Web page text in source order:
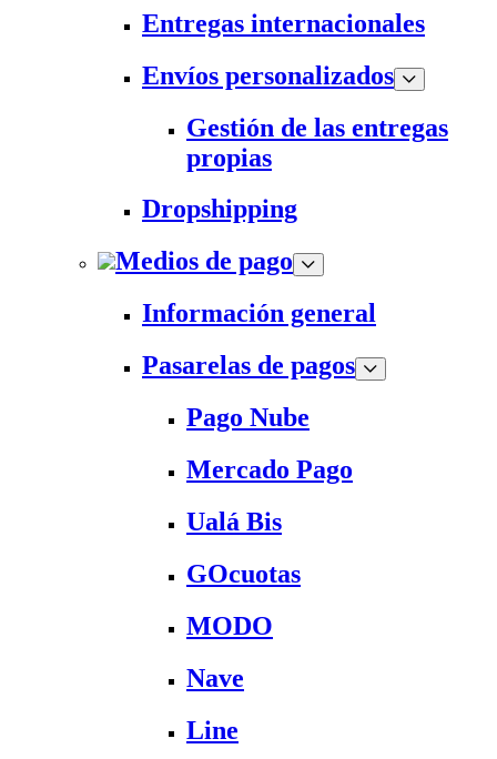
Entregas internacionales
Envíos personalizados
Gestión de las entregas
propias
Dropshipping
Medios de pago
Información general
Pasarelas de pagos
Pago Nube
Mercado Pago
Ualá Bis
GOcuotas
MODO
Nave
Line